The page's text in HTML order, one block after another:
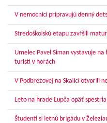
V nemocnici pripravujú denný
Stredoškolskú etapu zavŕšili
Umelec Pavel Siman vystavuje
turisti v horách
V Podbrezovej na Skalici otvorili
Leto na hrade Ľupča opäť
Študenti si letnú brigádu v